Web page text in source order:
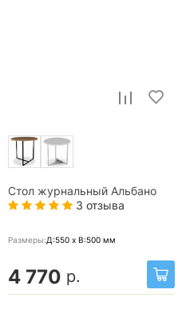
Стол журнальный Альбано
3 отзыва
Размеры:Д:550 x В:500 мм
4 770 р.